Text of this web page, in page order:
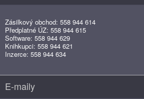
Zásilkový obchod: 558 944 614
Předplatné ÚZ: 558 944 615
Software: 558 944 629
Knihkupci: 558 944 621
Inzerce: 558 944 634
E-maily